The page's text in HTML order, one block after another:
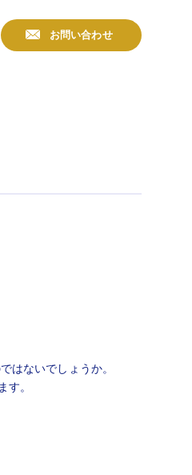
お問い合わせ
はないでしょうか。
す。